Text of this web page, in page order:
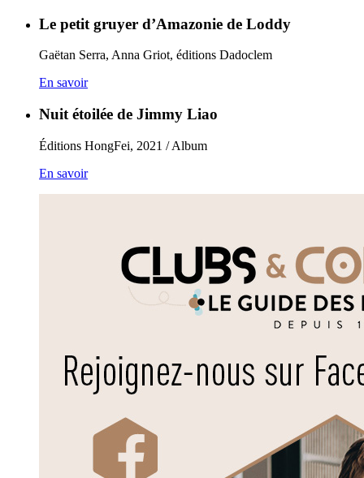
Le petit gruyer d’Amazonie de Loddy
Gaëtan Serra, Anna Griot, éditions Dadoclem
En savoir
Nuit étoilée de Jimmy Liao
Éditions HongFei, 2021 / Album
En savoir